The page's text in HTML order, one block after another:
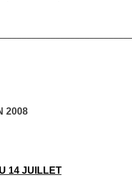
2008
14 JUILLET